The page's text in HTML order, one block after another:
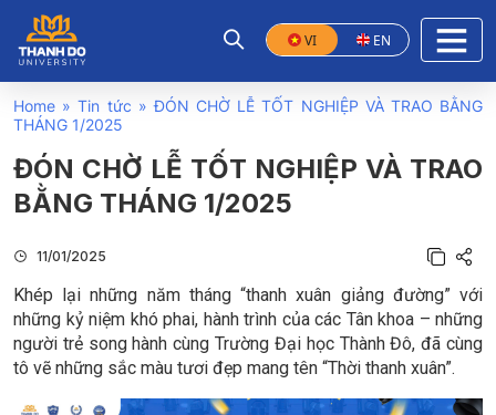
VI EN
Home »Tin tức »ĐÓN CHỜ LỄ TỐT NGHIỆP VÀ TRAO BẰNG
THÁNG 1/2025
ĐÓN CHỜ LỄ TỐT NGHIỆP VÀ TRAO
BẰNG THÁNG 1/2025
11/01/2025
Khép lại những năm tháng “thanh xuân giảng đường” với
những kỷ niệm khó phai, hành trình của các Tân khoa – những
người trẻ song hành cùng Trường Đại học Thành Đô, đã cùng
tô vẽ những sắc màu tươi đẹp mang tên “Thời thanh xuân”.